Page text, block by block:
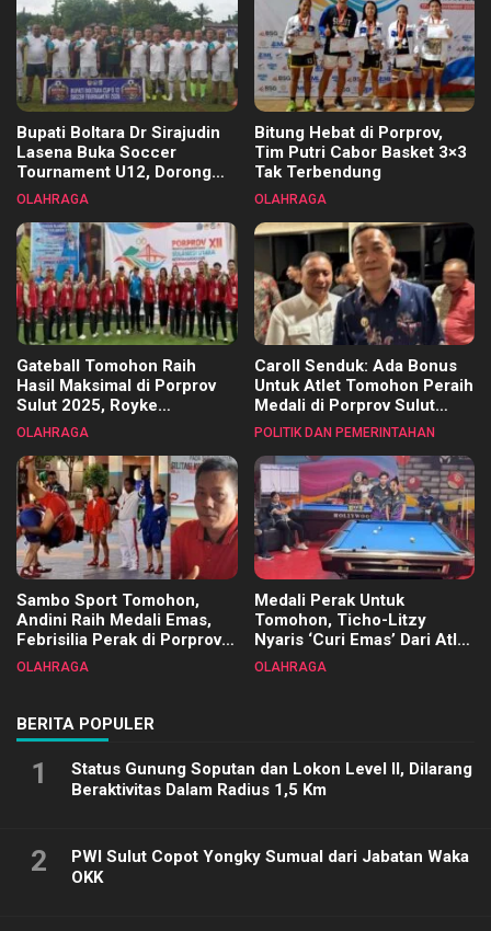
Bupati Boltara Dr Sirajudin
Lasena Buka Soccer
Tournament U12, Dorong
Pembinaan Merata di Setiap
OLAHRAGA
Bitung Hebat di Porprov,
Tim Putri Cabor Basket 3×3
Tak Terbendung
OLAHRAGA
Gateball Tomohon Raih
Hasil Maksimal di Porprov
Sulut 2025, Royke
Tangkawarouw Ucapkan
OLAHRAGA
Caroll Senduk: Ada Bonus
Untuk Atlet Tomohon Peraih
Medali di Porprov Sulut
2025
POLITIK DAN PEMERINTAHAN
Sambo Sport Tomohon,
Andini Raih Medali Emas,
Febrisilia Perak di Porprov
Sulut 2025
OLAHRAGA
Medali Perak Untuk
Tomohon, Ticho-Litzy
Nyaris ‘Curi Emas’ Dari Atlet
Biliar PON di Porprov Sulut
OLAHRAGA
BERITA POPULER
1
Status Gunung Soputan dan Lokon Level II, Dilarang
Beraktivitas Dalam Radius 1,5 Km
2
PWI Sulut Copot Yongky Sumual dari Jabatan Waka
OKK